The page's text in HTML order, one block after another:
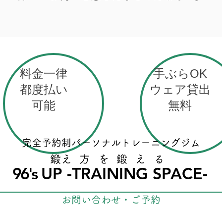
料金一律
都度払い
可能
手ぶらOK
ウェア貸出
無料
完全予約制パーソナルトレーニングジム
​鍛え方を鍛える
96'sUP -TRAINING SPACE-
お問い合わせ・ご予約